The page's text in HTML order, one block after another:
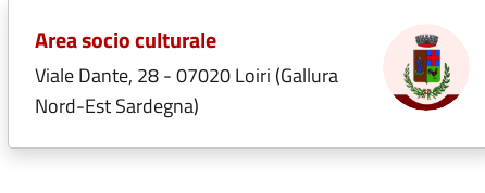
Area socio culturale
Viale Dante, 28 - 07020 Loiri (Gallura
Nord-Est Sardegna)